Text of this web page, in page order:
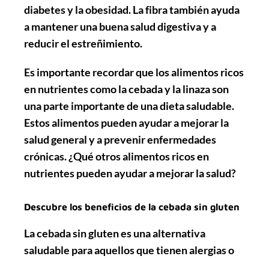
diabetes y la obesidad. La fibra también ayuda
a mantener una buena salud digestiva y a
reducir el estreñimiento.
Es importante recordar que los alimentos ricos
en nutrientes como la cebada y la linaza son
una parte importante de una dieta saludable.
Estos alimentos pueden ayudar a mejorar la
salud general y a prevenir enfermedades
crónicas. ¿Qué otros alimentos ricos en
nutrientes pueden ayudar a mejorar la salud?
Descubre los beneficios de la cebada sin gluten
La cebada sin gluten es una alternativa
saludable para aquellos que tienen alergias o